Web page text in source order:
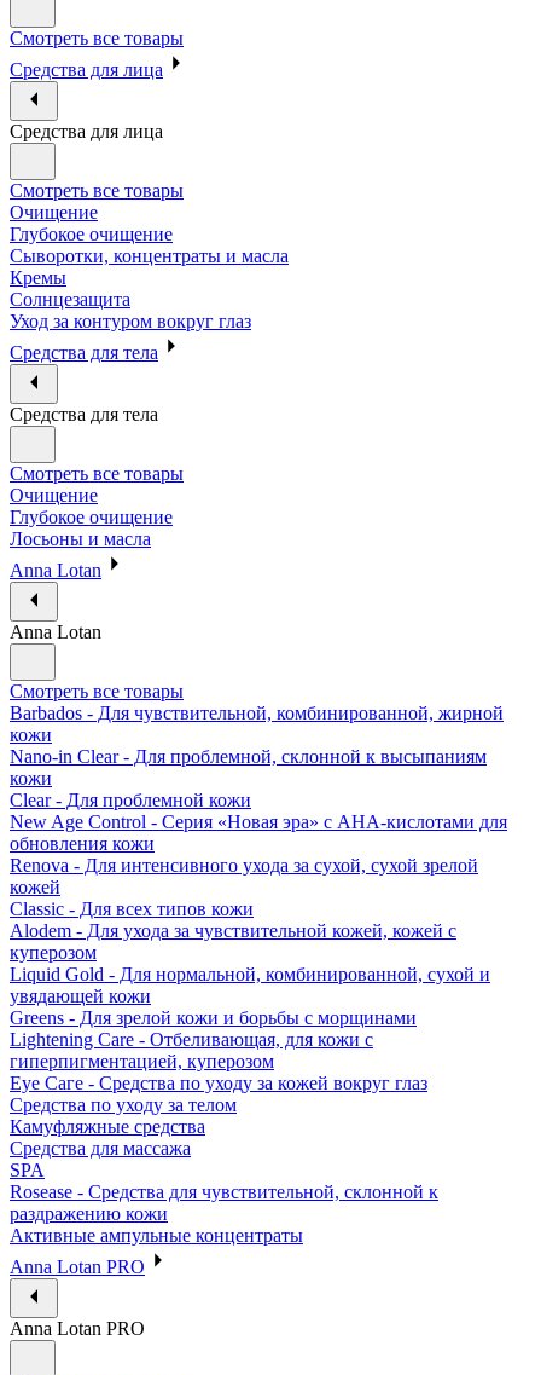
Смотреть все товары
Средства для лица
Средства для лица
Смотреть все товары
Очищение
Глубокое очищение
Сыворотки, концентраты и масла
Кремы
Солнцезащита
Уход за контуром вокруг глаз
Средства для тела
Средства для тела
Смотреть все товары
Очищение
Глубокое очищение
Лосьоны и масла
Anna Lotan
Anna Lotan
Смотреть все товары
Barbados - Для чувствительной, комбинированной, жирной
кожи
Nano-in Clear - Для проблемной, склонной к высыпаниям
кожи
Clear - Для проблемной кожи
New Age Control - Серия «Новая эра» с АНА-кислотами для
обновления кожи
Renova - Для интенсивного ухода за сухой, сухой зрелой
кожей
Classic - Для всех типов кожи
Alodem - Для ухода за чувствительной кожей, кожей с
куперозом
Liquid Gold - Для нормальной, комбинированной, сухой и
увядающей кожи
Greens - Для зрелой кожи и борьбы с морщинами
Lightening Care - Отбеливающая, для кожи с
гиперпигментацией, куперозом
Eye Саге - Средства по уходу за кожей вокруг глаз
Средства по уходу за телом
Камуфляжные средства
Средства для массажа
SPA
Rosease - Средства для чувствительной, склонной к
раздражению кожи
Активные ампульные концентраты
Anna Lotan PRO
Anna Lotan PRO